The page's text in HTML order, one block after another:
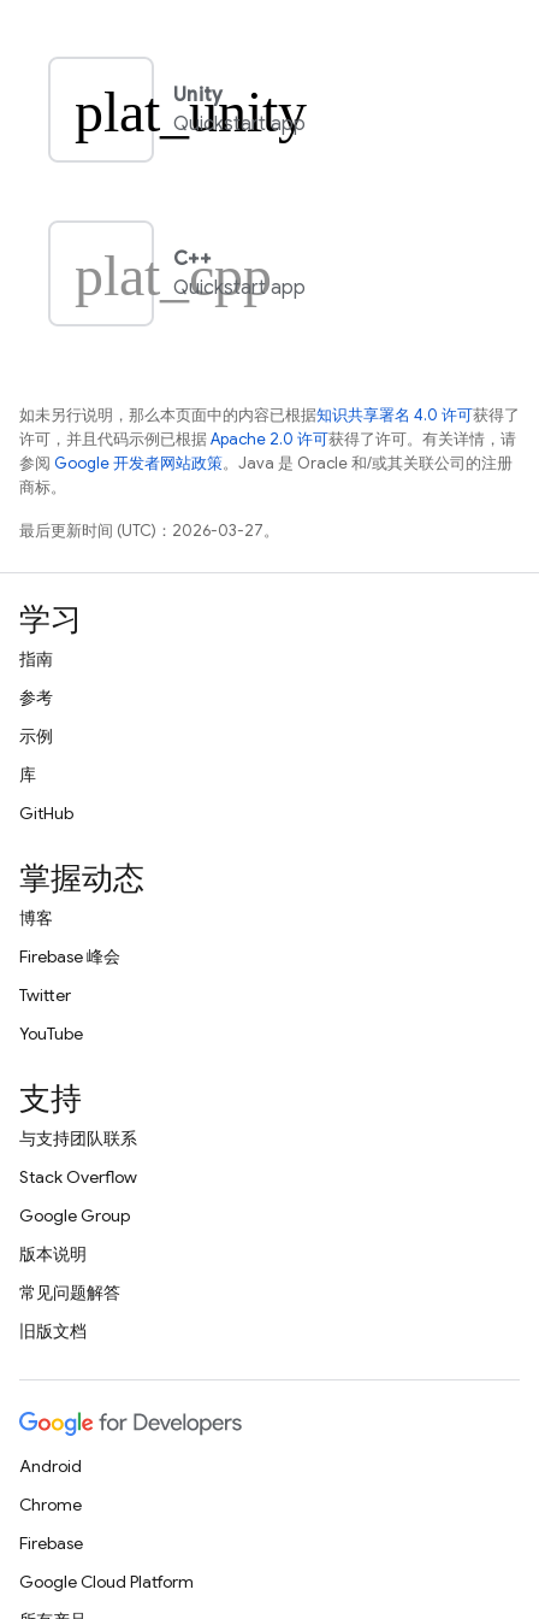
plat_unity
Unity
Quickstart app
plat_cpp
C++
Quickstart app
如未另行说明，那么本页面中的内容已根据知识共享署名 4.0 许可获得了
许可，并且代码示例已根据Apache 2.0 许可获得了许可。有关详情，请
参阅 Google 开发者网站政策。Java 是 Oracle 和/或其关联公司的注册
商标。
最后更新时间 (UTC)：2026-03-27。
学习
指南
参考
示例
库
GitHub
掌握动态
博客
Firebase 峰会
Twitter
YouTube
支持
与支持团队联系
Stack Overflow
Google Group
版本说明
常见问题解答
旧版文档
Android
Chrome
Firebase
Google Cloud Platform